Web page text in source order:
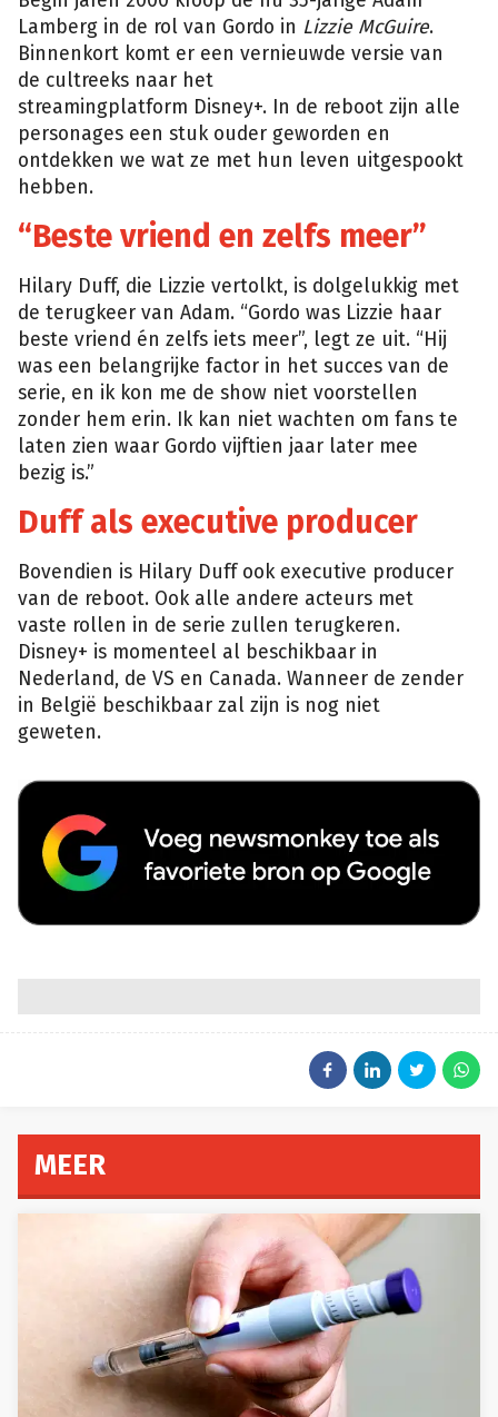
Lamberg in de rol van Gordo in Lizzie McGuire.
Binnenkort komt er een vernieuwde versie van
de cultreeks naar het
streamingplatform Disney+. In de reboot zijn alle
personages een stuk ouder geworden en
ontdekken we wat ze met hun leven uitgespookt
hebben.
“Beste vriend en zelfs meer”
Hilary Duff, die Lizzie vertolkt, is dolgelukkig met
de terugkeer van Adam. “Gordo was Lizzie haar
beste vriend én zelfs iets meer”, legt ze uit. “Hij
was een belangrijke factor in het succes van de
serie, en ik kon me de show niet voorstellen
zonder hem erin. Ik kan niet wachten om fans te
laten zien waar Gordo vijftien jaar later mee
bezig is.”
Duff als executive producer
Bovendien is Hilary Duff ook executive producer
van de reboot. Ook alle andere acteurs met
vaste rollen in de serie zullen terugkeren.
Disney+ is momenteel al beschikbaar in
Nederland, de VS en Canada. Wanneer de zender
in België beschikbaar zal zijn is nog niet
geweten.
MEER